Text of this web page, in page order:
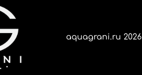
aquagrani.ru 2026